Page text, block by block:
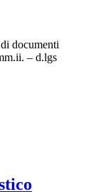
documenti
– d.lgs